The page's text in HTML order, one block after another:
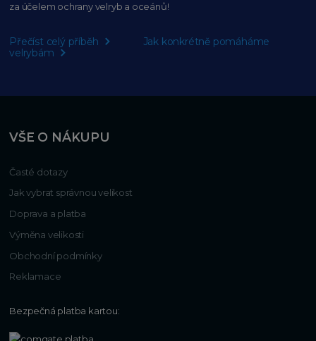
za účelem ochrany velryb a oceánů!
Přečíst celý příběh
Jak konkrétně pomáháme
velrybám
VŠE O NÁKUPU
Časté dotazy
Jak vybrat správnou velikost
Doprava a platba
Výměna velikosti
Obchodní podmínky
Reklamace
Bezpečná platba kartou: